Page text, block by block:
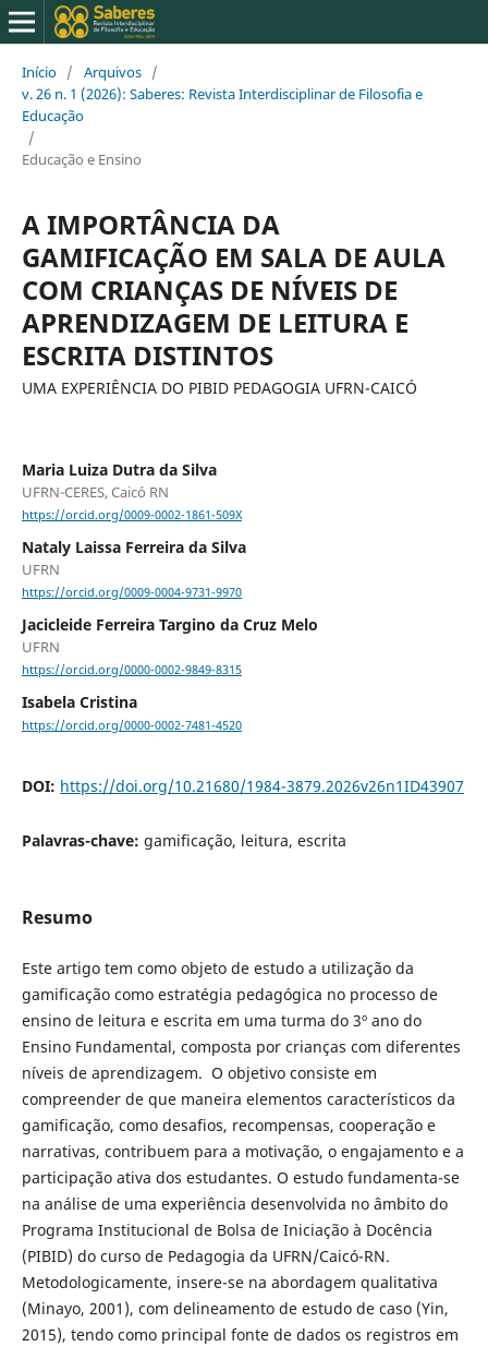
Início / Arquivos /
v. 26 n. 1 (2026): Saberes: Revista Interdisciplinar de Filosofia e
Educação
/
Educação e Ensino
A IMPORTÂNCIA DA
GAMIFICAÇÃO EM SALA DE AULA
COM CRIANÇAS DE NÍVEIS DE
APRENDIZAGEM DE LEITURA E
ESCRITA DISTINTOS
UMA EXPERIÊNCIA DO PIBID PEDAGOGIA UFRN-CAICÓ
Maria Luiza Dutra da Silva
UFRN-CERES, Caicó RN
https://orcid.org/0009-0002-1861-509X
Nataly Laissa Ferreira da Silva
UFRN
https://orcid.org/0009-0004-9731-9970
Jacicleide Ferreira Targino da Cruz Melo
UFRN
https://orcid.org/0000-0002-9849-8315
Isabela Cristina
https://orcid.org/0000-0002-7481-4520
DOI: https://doi.org/10.21680/1984-3879.2026v26n1ID43907
Palavras-chave: gamificação, leitura, escrita
Resumo
Este artigo tem como objeto de estudo a utilização da
gamificação como estratégia pedagógica no processo de
ensino de leitura e escrita em uma turma do 3º ano do
Ensino Fundamental, composta por crianças com diferentes
níveis de aprendizagem. O objetivo consiste em
compreender de que maneira elementos característicos da
gamificação, como desafios, recompensas, cooperação e
narrativas, contribuem para a motivação, o engajamento e a
participação ativa dos estudantes. O estudo fundamenta-se
na análise de uma experiência desenvolvida no âmbito do
Programa Institucional de Bolsa de Iniciação à Docência
(PIBID) do curso de Pedagogia da UFRN/Caicó-RN.
Metodologicamente, insere-se na abordagem qualitativa
(Minayo, 2001), com delineamento de estudo de caso (Yin,
2015), tendo como principal fonte de dados os registros em